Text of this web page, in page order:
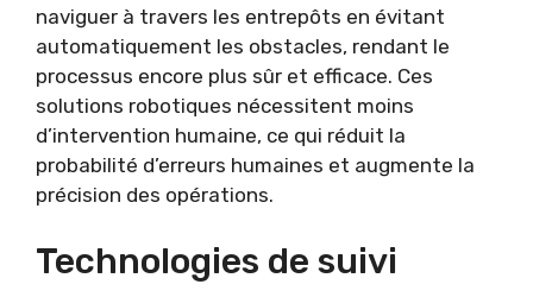
naviguer à travers les entrepôts en évitant
automatiquement les obstacles, rendant le
processus encore plus sûr et efficace. Ces
solutions robotiques nécessitent moins
d’intervention humaine, ce qui réduit la
probabilité d’erreurs humaines et augmente la
précision des opérations.
Technologies de suivi